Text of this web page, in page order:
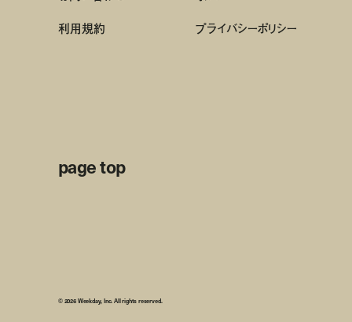
利用規約 プライバシーポリシー
page top
© 2026 Weekday, Inc. All rights reserved.